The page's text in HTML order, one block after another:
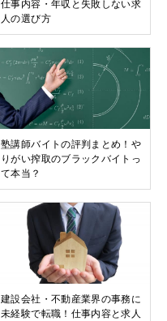
仕事内容・年収と失敗しない求
人の選び方
塾講師バイトの評判まとめ！や
りがい搾取のブラックバイトっ
て本当？
建設会社・不動産業界の事務に
未経験で転職！仕事内容と求人